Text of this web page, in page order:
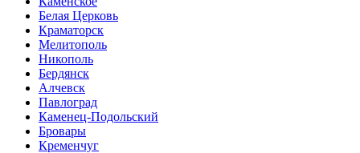
Белая Церковь
Краматорск
Мелитополь
Никополь
Бердянск
Алчевск
Павлоград
Каменец-Подольский
Бровары
Кременчуг